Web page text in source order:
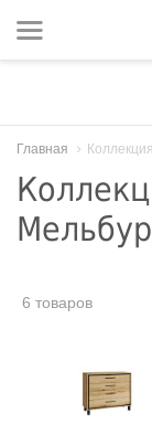
Главная
6 товаров